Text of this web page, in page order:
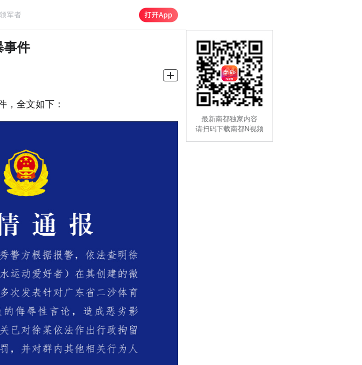
事件
，全文如下：
最新南都独家内容
请扫码下载南都N视频